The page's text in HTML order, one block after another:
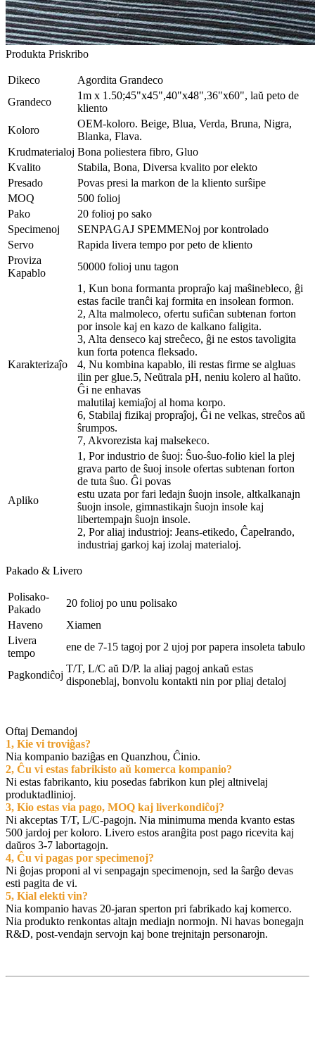
Produkta Priskribo
Dikeco
Agordita Grandeco
Grandeco
1m x 1.50;45"x45",40"x48",36"x60", laŭ peto de
kliento
Koloro
OEM-koloro. Beige, Blua, Verda, Bruna, Nigra,
Blanka, Flava.
Krudmaterialoj Bona poliestera fibro, Gluo
Kvalito
Stabila, Bona, Diversa kvalito por elekto
Presado
Povas presi la markon de la kliento surŝipe
MOQ
500 folioj
Pako
20 folioj po sako
Specimenoj
SENPAGAJ SPEMMENoj por kontrolado
Servo
Rapida livera tempo por peto de kliento
Proviza
Kapablo
50000 folioj unu tagon
Karakterizaĵo
1, Kun bona formanta propraĵo kaj maŝinebleco, ĝi
estas facile tranĉi kaj formita en insolean formon.
2, Alta malmoleco, ofertu sufiĉan subtenan forton
por insole kaj en kazo de kalkano faligita.
3, Alta denseco kaj streĉeco, ĝi ne estos tavoligita
kun forta potenca fleksado.
4, Nu kombina kapablo, ili restas firme se algluas
ilin per glue.5, Neŭtrala pH, neniu kolero al haŭto.
Ĝi ne enhavas
malutilaj kemiaĵoj al homa korpo.
6, Stabilaj fizikaj propraĵoj, Ĝi ne velkas, streĉos aŭ
ŝrumpos.
7, Akvorezista kaj malsekeco.
Apliko
1, Por industrio de ŝuoj: Ŝuo-ŝuo-folio kiel la plej
grava parto de ŝuoj insole ofertas subtenan forton
de tuta ŝuo. Ĝi povas
estu uzata por fari ledajn ŝuojn insole, altkalkanajn
ŝuojn insole, gimnastikajn ŝuojn insole kaj
libertempajn ŝuojn insole.
2, Por aliaj industrioj: Jeans-etikedo, Ĉapelrando,
industriaj garkoj kaj izolaj materialoj.
Pakado & Livero
Polisako-
Pakado
20 folioj po unu polisako
Haveno
Xiamen
Livera
tempo
ene de 7-15 tagoj por 2 ujoj por papera insoleta tabulo
Pagkondiĉoj
T/T, L/C aŭ D/P. la aliaj pagoj ankaŭ estas
disponeblaj, bonvolu kontakti nin por pliaj detaloj
Oftaj Demandoj
1, Kie vi troviĝas?
Nia kompanio baziĝas en Quanzhou, Ĉinio.
2, Ĉu vi estas fabrikisto aŭ komerca kompanio?
Ni estas fabrikanto, kiu posedas fabrikon kun plej altnivelaj
produktadlinioj.
3, Kio estas via pago, MOQ kaj liverkondiĉoj?
Ni akceptas T/T, L/C-pagojn. Nia minimuma menda kvanto estas
500 jardoj per koloro. Livero estos aranĝita post pago ricevita kaj
daŭros 3-7 labortagojn.
4, Ĉu vi pagas por specimenoj?
Ni ĝojas proponi al vi senpagajn specimenojn, sed la ŝarĝo devas
esti pagita de vi.
5, Kial elekti vin?
Nia kompanio havas 20-jaran sperton pri fabrikado kaj komerco.
Nia produkto renkontas altajn mediajn normojn. Ni havas bonegajn
R&D, post-vendajn servojn kaj bone trejnitajn personarojn.